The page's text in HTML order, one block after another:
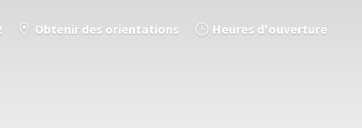
Obtenir des orientations Heures d'ouverture